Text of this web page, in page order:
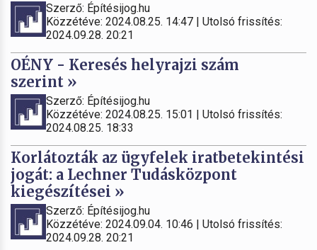
Szerző: Építésijog.hu
Közzétéve: 2024.08.25. 14:47 | Utolsó frissítés:
2024.09.28. 20:21
OÉNY - Keresés helyrajzi szám
szerint »
Szerző: Építésijog.hu
Közzétéve: 2024.08.25. 15:01 | Utolsó frissítés:
2024.08.25. 18:33
Korlátozták az ügyfelek iratbetekintési
jogát: a Lechner Tudásközpont
kiegészítései »
Szerző: Építésijog.hu
Közzétéve: 2024.09.04. 10:46 | Utolsó frissítés:
2024.09.28. 20:21